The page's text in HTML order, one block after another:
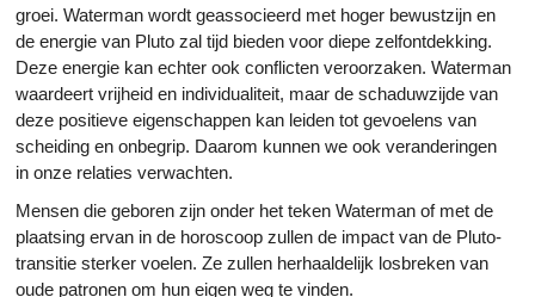
groei. Waterman wordt geassocieerd met hoger bewustzijn en
de energie van Pluto zal tijd bieden voor diepe zelfontdekking.
Deze energie kan echter ook conflicten veroorzaken. Waterman
waardeert vrijheid en individualiteit, maar de schaduwzijde van
deze positieve eigenschappen kan leiden tot gevoelens van
scheiding en onbegrip. Daarom kunnen we ook veranderingen
in onze relaties verwachten.
Mensen die geboren zijn onder het teken Waterman of met de
plaatsing ervan in de horoscoop zullen de impact van de Pluto-
transitie sterker voelen. Ze zullen herhaaldelijk losbreken van
oude patronen om hun eigen weg te vinden.